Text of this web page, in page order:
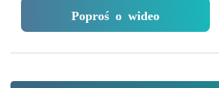
Poproś o wideo